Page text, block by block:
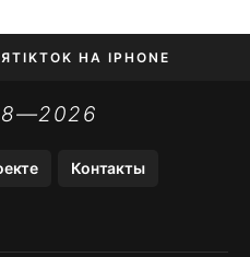
TIKTOK НА IPHONE
Контакты